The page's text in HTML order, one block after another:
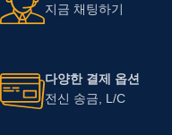
지금 채팅하기
다양한 결제 옵션
전신 송금, L/C